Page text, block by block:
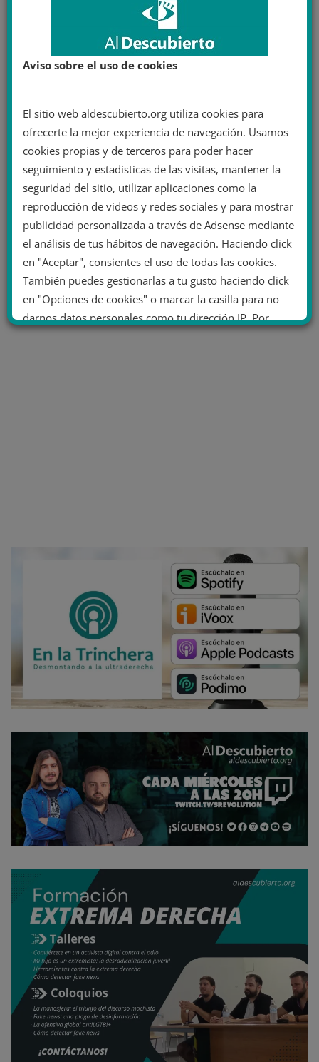
Aviso sobre el uso de cookies
El sitio web aldescubierto.org utiliza cookies para
ofrecerte la mejor experiencia de navegación. Usamos
cookies propias y de terceros para poder hacer
seguimiento y estadísticas de las visitas, mantener la
seguridad del sitio, utilizar aplicaciones como la
reproducción de vídeos y redes sociales y para mostrar
publicidad personalizada a través de Adsense mediante
el análisis de tus hábitos de navegación. Haciendo click
en "Aceptar", consientes el uso de todas las cookies.
También puedes gestionarlas a tu gusto haciendo click
en "Opciones de cookies" o marcar la casilla para no
darnos datos personales como tu dirección IP. Por